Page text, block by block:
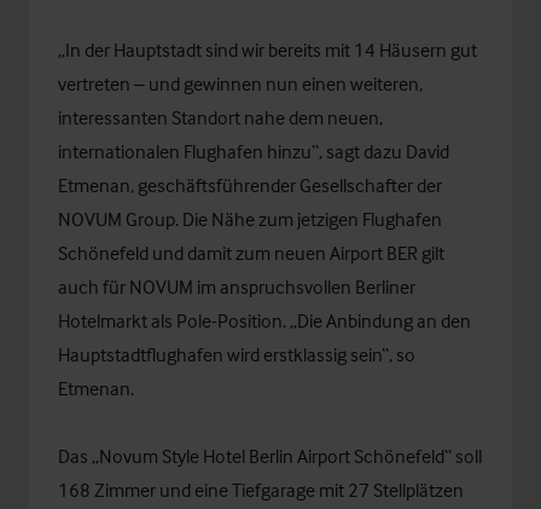
„In der Hauptstadt sind wir bereits mit 14 Häusern gut
vertreten – und gewinnen nun einen weiteren,
interessanten Standort nahe dem neuen,
internationalen Flughafen hinzu“, sagt dazu David
Etmenan, geschäftsführender Gesellschafter der
NOVUM Group. Die Nähe zum jetzigen Flughafen
Schönefeld und damit zum neuen Airport BER gilt
auch für NOVUM im anspruchsvollen Berliner
Hotelmarkt als Pole-Position. „Die Anbindung an den
Hauptstadtflughafen wird erstklassig sein“, so
Etmenan.
Das „Novum Style Hotel Berlin Airport Schönefeld“ soll
168 Zimmer und eine Tiefgarage mit 27 Stellplätzen